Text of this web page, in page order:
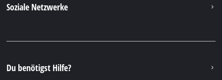
Soziale Netzwerke
Du benötigst Hilfe?